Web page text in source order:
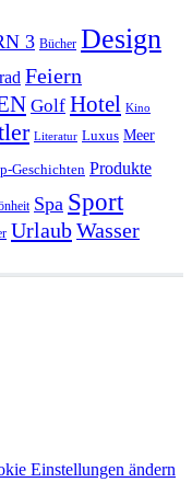
3 Bücher Design
Feiern
Golf Hotel Kino
Literatur Luxus Meer
Geschichten Produkte
Spa Sport
UrlaubWasser
Einstellungen ändern